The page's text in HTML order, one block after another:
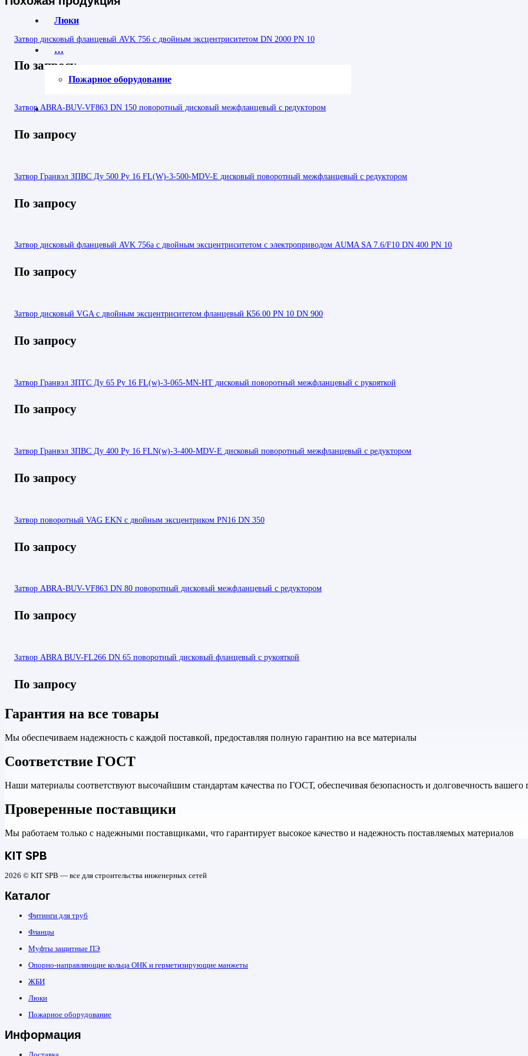
Люки
…
Пожарное оборудование
Затвор дисковый фланцевый AVK 756 с двойным эксцентриситетом DN 2000 PN 10
По запросу
Затвор ABRA-BUV-VF863 DN 150 поворотный дисковый межфланцевый с редуктором
По запросу
Затвор Гранвэл ЗПВС Ду 500 Ру 16 FL(W)-3-500-MDV-E дисковый поворотный межфланцевый с редуктором
По запросу
Затвор дисковый фланцевый AVK 756a с двойным эксцентриситетом с электроприводом AUMA SA 7.6/F10 DN 400 PN 10
По запросу
Затвор дисковый VGA с двойным эксцентриситетом фланцевый К56.00 PN 10 DN 900
По запросу
Затвор Гранвэл ЗПТС Ду 65 Ру 16 FL(w)-3-065-MN-НТ дисковый поворотный межфланцевый с рукояткой
По запросу
Затвор Гранвэл ЗПВС Ду 400 Ру 16 FLN(w)-3-400-MDV-E дисковый поворотный межфланцевый с редуктором
По запросу
Затвор поворотный VAG EKN с двойным эксцентриком PN16 DN 350
По запросу
Затвор ABRA-BUV-VF863 DN 80 поворотный дисковый межфланцевый с редуктором
По запросу
Затвор ABRA BUV-FL266 DN 65 поворотный дисковый фланцевый с рукояткой
По запросу
Гарантия на все товары
Мы обеспечиваем надежность с каждой поставкой, предоставляя полную гарантию на все материалы
Соответствие ГОСТ
Наши материалы соответствуют высочайшим стандартам качества по ГОСТ, обеспечивая безопасность и долговечность вашего
Проверенные поставщики
Мы работаем только с надежными поставщиками, что гарантирует высокое качество и надежность поставляемых материалов
KIT SPB
2026 © KIT SPB — все для строительства инженерных сетей
Каталог
Фитинги для труб
Фланцы
Муфты защитные ПЭ
Опорно-направляющие кольца ОНК и герметизирующие манжеты
ЖБИ
Люки
Пожарное оборудование
Информация